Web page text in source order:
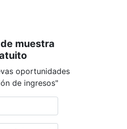
muestra
oportunidades
de ingresos"